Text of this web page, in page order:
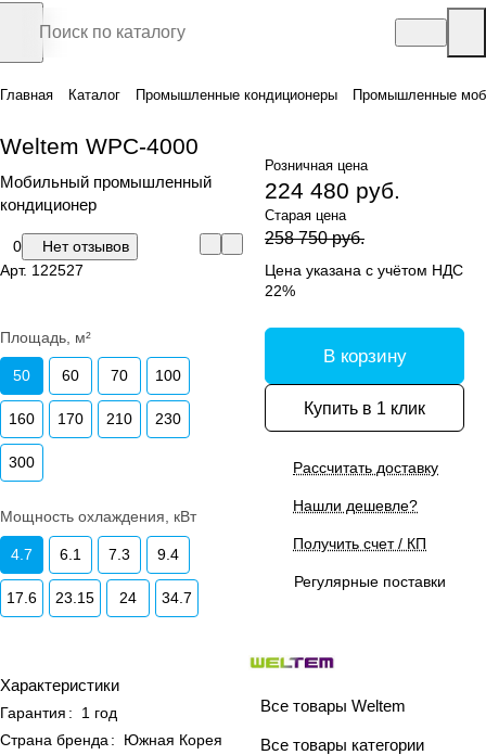
Главная Каталог Промышленные кондиционеры Промышленные
Weltem WPC-4000
Мобильный промышленный
кондиционер
0
Нет отзывов
Арт. 122527
Площадь, м²
50 60 70 100
160 170 210 230
300
Мощность охлаждения, кВт
4.7 6.1 7.3 9.4
17.6 23.15 24 34.7
Характеристики
Гарантия :
1 год
Страна бренда :
Южная Корея
Розничная цена
224 480 руб.
Старая цена
258 750 руб.
Цена указана с учётом НДС
22%
В корзину
Купить в 1 клик
Рассчитать доставку
Нашли дешевле?
Получить счет / КП
Регулярные поставки
Все товары Weltem
Все товары категории